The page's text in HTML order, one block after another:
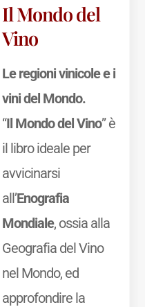
Il Mondo del
Vino
Le regioni vinicole e i
vini del Mondo.
“Il Mondo del Vino” è
il libro ideale per
avvicinarsi
all’Enografia
Mondiale, ossia alla
Geografia del Vino
nel Mondo, ed
approfondire la